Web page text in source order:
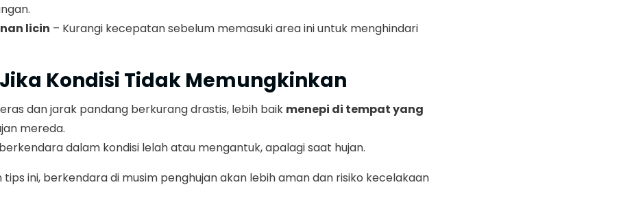
licin – Kurangi kecepatan sebelum memasuki area ini untuk menghindari
Kondisi Tidak Memungkinkan
dan jarak pandang berkurang drastis, lebih baik menepi di tempat yang
mereda.
dalam kondisi lelah atau mengantuk, apalagi saat hujan.
ini, berkendara di musim penghujan akan lebih aman dan risiko kecelakaan